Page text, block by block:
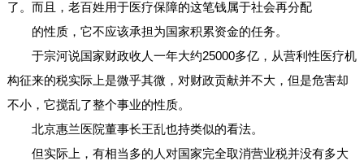
了。而且，老百姓用于医疗保障的这笔钱属于社会再分配
的性质，它不应该承担为国家积累资金的任务。
于宗河说国家财政收人一年大约25000多亿，从营利性医疗机
构征来的税实际上是微乎其微，对财政贡献并不大，但是危害却
不小，它搅乱了整个事业的性质。
北京惠兰医院董事长王乱也持类似的看法。
但实际上，有相当多的人对国家完全取消营业税并没有多大